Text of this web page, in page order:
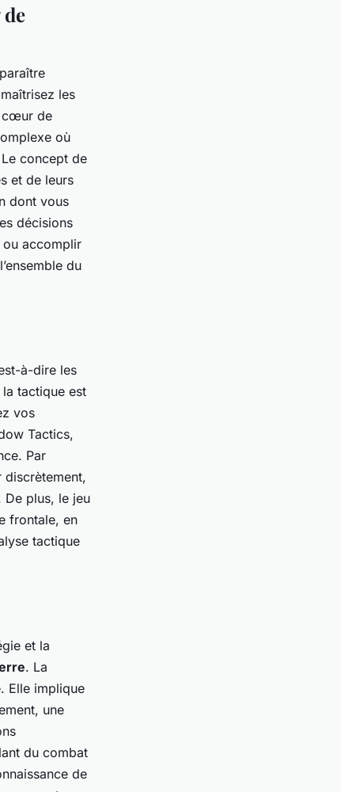
les
cœur de
où
concept de
et de leurs
dont vous
décisions
ou accomplir
du
à-dire les
tactique est
vos
Tactics,
Par
discrètement,
De plus, le jeu
frontale, en
tactique
et la
. La
Elle implique
une
du combat
de